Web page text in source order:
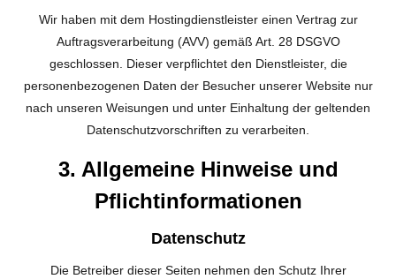
Wir haben mit dem Hostingdienstleister einen Vertrag zur
Auftragsverarbeitung (AVV) gemäß Art. 28 DSGVO
geschlossen. Dieser verpflichtet den Dienstleister, die
personenbezogenen Daten der Besucher unserer Website nur
nach unseren Weisungen und unter Einhaltung der geltenden
Datenschutzvorschriften zu verarbeiten.
3. Allgemeine Hinweise und
Pflichtinformationen
Datenschutz
Die Betreiber dieser Seiten nehmen den Schutz Ihrer